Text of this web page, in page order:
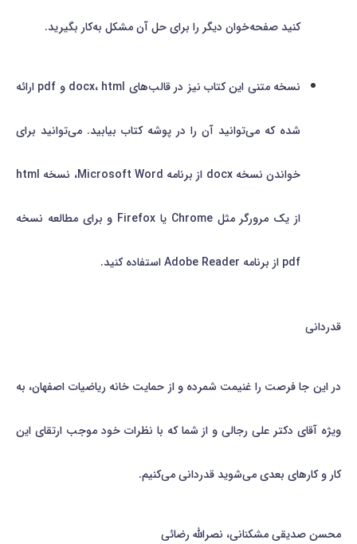
کنید صفحه‌خوان دیگر را برای حل آن مشکل به‌کار بگیرید.
نسخه متنی این کتاب نیز در قالب‌های docx، html و pdf ارائه
شده که می‌توانید آن را در پوشه کتاب بیابید. می‌توانید برای
خواندن نسخه docx از برنامه Microsoft Word، نسخه html
از یک مرورگر مثل Chrome یا Firefox و برای مطالعه نسخه
pdf از برنامه Adobe Reader استفاده کنید.
قدردانی
در این جا فرصت را غنیمت شمرده و از حمایت خانه ریاضیات اصفهان، به
ویژه آقای دکتر علی رجالی و از شما که با نظرات خود موجب ارتقای این
کار و کارهای بعدی می‌شوید قدردانی می‌کنیم.
محسن صدیقی مشکنانی، نصرالله رضائی